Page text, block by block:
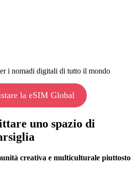
i nomadi digitali di tutto il mondo
la eSIM Global
uno spazio di
creativa e multiculturale piuttosto